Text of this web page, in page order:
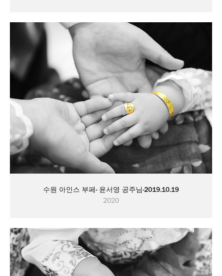
수원 아인스 부페- 윤서영 공주님-2019.10.19
2020